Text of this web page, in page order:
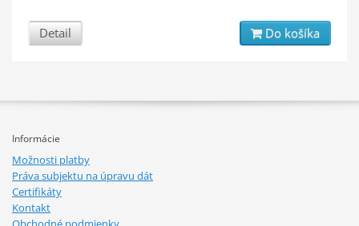
Detail Do košíka
Informácie
Možnosti platby
Práva subjektu na úpravu dát
Certifikáty
Kontakt